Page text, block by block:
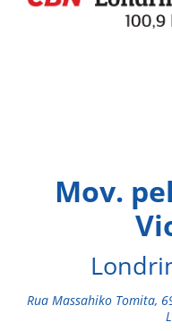
Mov.
Rua Massahiko Tomita,